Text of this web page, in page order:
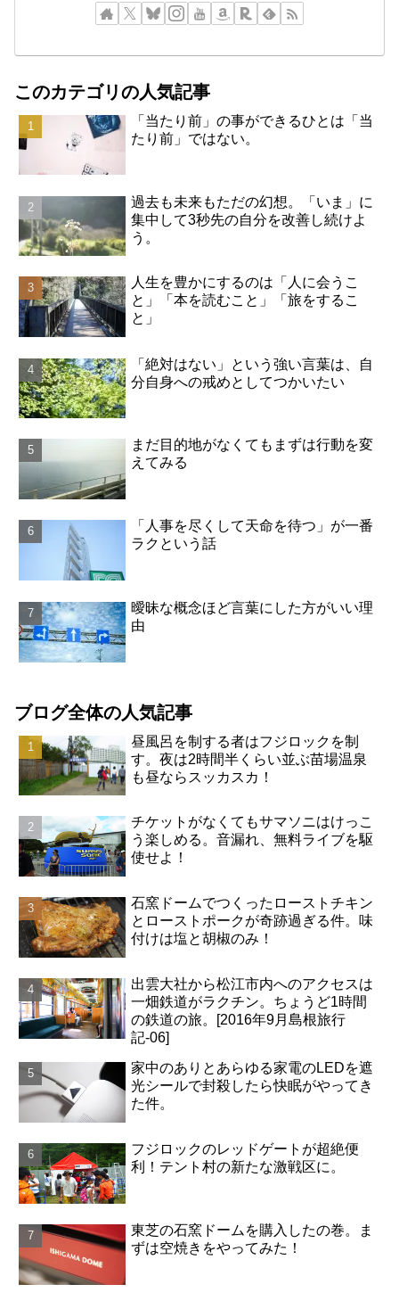
このカテゴリの人気記事
「当たり前」の事ができるひとは「当
たり前」ではない。
過去も未来もただの幻想。「いま」に
集中して3秒先の自分を改善し続けよ
う。
人生を豊かにするのは「人に会うこ
と」「本を読むこと」「旅をするこ
と」
「絶対はない」という強い言葉は、自
分自身への戒めとしてつかいたい
まだ目的地がなくてもまずは行動を変
えてみる
「人事を尽くして天命を待つ」が一番
ラクという話
曖昧な概念ほど言葉にした方がいい理
由
ブログ全体の人気記事
昼風呂を制する者はフジロックを制
す。夜は2時間半くらい並ぶ苗場温泉
も昼ならスッカスカ！
チケットがなくてもサマソニはけっこ
う楽しめる。音漏れ、無料ライブを駆
使せよ！
石窯ドームでつくったローストチキン
とローストポークが奇跡過ぎる件。味
付けは塩と胡椒のみ！
出雲大社から松江市内へのアクセスは
一畑鉄道がラクチン。ちょうど1時間
の鉄道の旅。[2016年9月島根旅行
記-06]
家中のありとあらゆる家電のLEDを遮
光シールで封殺したら快眠がやってき
た件。
フジロックのレッドゲートが超絶便
利！テント村の新たな激戦区に。
東芝の石窯ドームを購入したの巻。ま
ずは空焼きをやってみた！